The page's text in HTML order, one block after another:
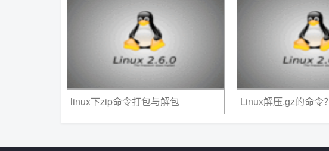
linux下zip命令打包与解包 Linux解压.gz的命令？